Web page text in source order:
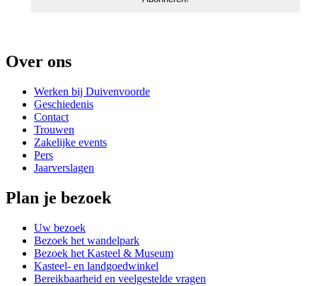
Over ons
Werken bij Duivenvoorde
Geschiedenis
Contact
Trouwen
Zakelijke events
Pers
Jaarverslagen
Plan je bezoek
Uw bezoek
Bezoek het wandelpark
Bezoek het Kasteel & Museum
Kasteel- en landgoedwinkel
Bereikbaarheid en veelgestelde vragen